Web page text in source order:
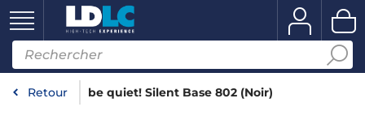
Retour be quiet! Silent Base 802 (Noir)